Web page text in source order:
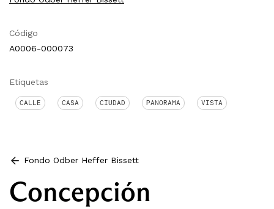
Código
A0006-000073
Etiquetas
CALLE CASA CIUDAD PANORAMA VISTA
Fondo Odber Heffer Bissett
Concepción